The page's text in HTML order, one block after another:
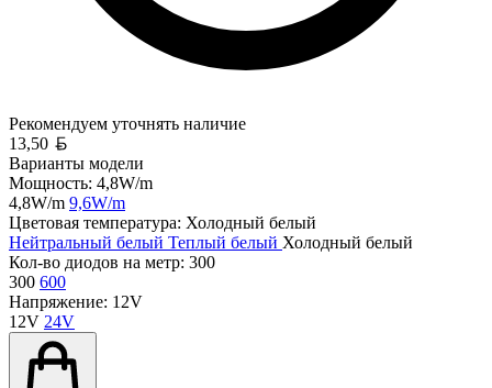
Рекомендуем уточнять наличие
13,50
Варианты модели
Мощность: 4,8W/m
4,8W/m 9,6W/m
Цветовая температура: Холодный белый
Нейтральный белый Теплый белый Холодный белый
Кол-во диодов на метр: 300
300 600
Напряжение: 12V
12V 24V